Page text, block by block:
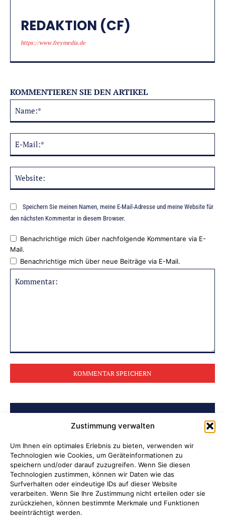
Zustimmung verwalten
Um Ihnen ein optimales Erlebnis zu bieten, verwenden wir
Technologien wie Cookies, um Geräteinformationen zu
speichern und/oder darauf zuzugreifen. Wenn Sie diesen
Technologien zustimmen, können wir Daten wie das
Surfverhalten oder eindeutige IDs auf dieser Website
verarbeiten. Wenn Sie Ihre Zustimmung nicht erteilen oder sie
zurückziehen, können bestimmte Merkmale und Funktionen
beeinträchtigt werden.
REDAKTION (CF)
https://www.freymedia.de
KOMMENTIEREN SIE DEN ARTIKEL
Speichern Sie meinen Namen, meine E-Mail-Adresse und meine Website für
den nächsten Kommentar in diesem Browser.
Benachrichtige mich über nachfolgende Kommentare via E-
Mail.
Benachrichtige mich über neue Beiträge via E-Mail.
BELIEBTE BEITRÄGE
Archiv der Initiative „Jüdisch in
Attendorn“ erschlossen
Soldatenleben damals und heute
Verantwortung übernehmen, wenn
Kinder Schutz und Orientierung